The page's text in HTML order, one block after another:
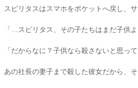
スピリタスはスマホをポケットへ戻し、サ
「…スピリタス、その子たちはまだ子供よ
「だからなに？子供なら殺さないと思って
あの社長の妻子まで殺した彼女だから、そ